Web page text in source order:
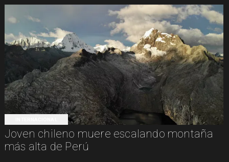
Joven chileno muere escalando montaña
más alta de Perú